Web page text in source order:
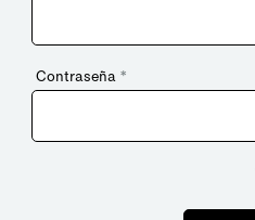
Contraseña *